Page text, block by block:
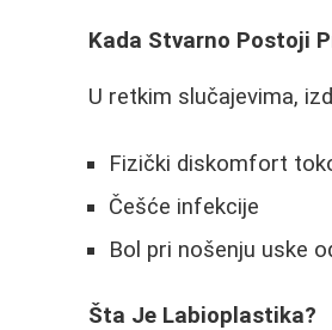
Kada Stvarno Postoji
U retkim slučajevima,
Fizički diskomfort
Češće infekcije
Bol pri nošenju uske
Šta Je Labioplastika?